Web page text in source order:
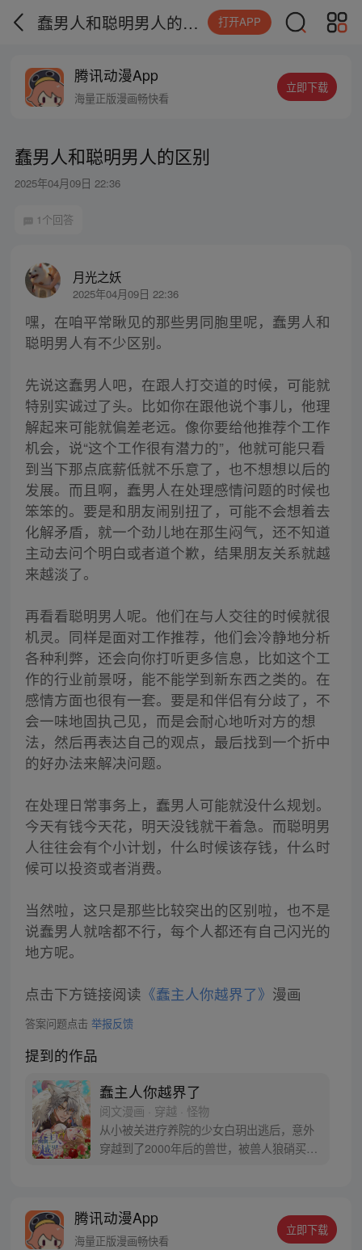
蠢男人和聪明男人的区别 打开APP
腾讯动漫App
海量正版漫画畅快看
立即下载
蠢男人和聪明男人的区别
2025年04月09日 22:36
1个回答
月光之妖
2025年04月09日 22:36
嘿，在咱平常瞅见的那些男同胞里呢，蠢男人和
聪明男人有不少区别。
先说这蠢男人吧，在跟人打交道的时候，可能就
特别实诚过了头。比如你在跟他说个事儿，他理
解起来可能就偏差老远。像你要给他推荐个工作
机会，说“这个工作很有潜力的”，他就可能只看
到当下那点底薪低就不乐意了，也不想想以后的
发展。而且啊，蠢男人在处理感情问题的时候也
笨笨的。要是和朋友闹别扭了，可能不会想着去
化解矛盾，就一个劲儿地在那生闷气，还不知道
主动去问个明白或者道个歉，结果朋友关系就越
来越淡了。
再看看聪明男人呢。他们在与人交往的时候就很
机灵。同样是面对工作推荐，他们会冷静地分析
各种利弊，还会向你打听更多信息，比如这个工
作的行业前景呀，能不能学到新东西之类的。在
感情方面也很有一套。要是和伴侣有分歧了，不
会一味地固执己见，而是会耐心地听对方的想
法，然后再表达自己的观点，最后找到一个折中
的好办法来解决问题。
在处理日常事务上，蠢男人可能就没什么规划。
今天有钱今天花，明天没钱就干着急。而聪明男
人往往会有个小计划，什么时候该存钱，什么时
候可以投资或者消费。
当然啦，这只是那些比较突出的区别啦，也不是
说蠢男人就啥都不行，每个人都还有自己闪光的
地方呢。
点击下方链接阅读 《蠢主人你越界了》 漫画
答案问题点击 举报反馈
提到的作品
蠢主人你越界了
阅文漫画 · 穿越 · 怪物
从小被关进疗养院的少女白玥出逃后，意外
穿越到了2000年后的兽世，被兽人狼硝买回
有“铲屎官”的日子好像也不错。但是，他怎
么对身为宠物的我酱酱酿酿……不可以！蠢
腾讯动漫App
海量正版漫画畅快看
立即下载